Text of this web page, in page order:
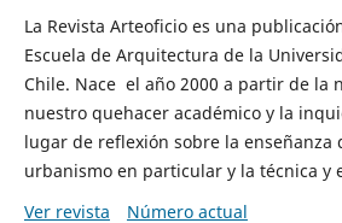
La Revista Arteoficio es una
Escuela de Arquitectura de la
Chile. Nace el año 2000 a partir de la
nuestro quehacer académico y la
lugar de reflexión sobre la enseñanza
urbanismo en particular y la técnica y
Ver revista
Número actual